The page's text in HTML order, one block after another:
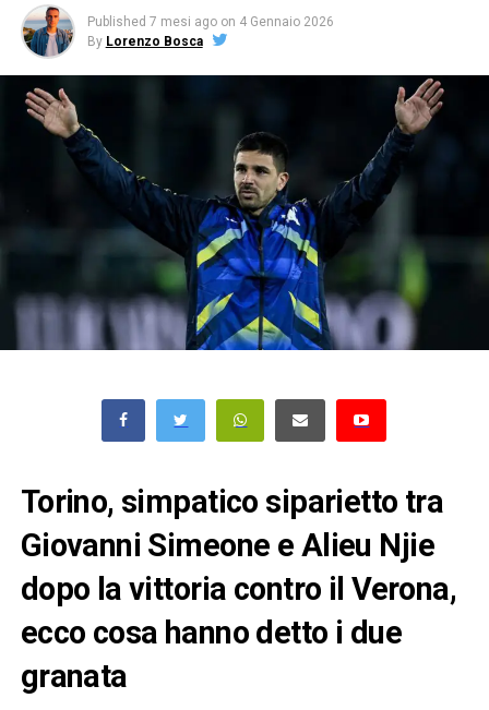
Published 7 mesi ago on 4 Gennaio 2026
By Lorenzo Bosca
Torino, simpatico siparietto tra
Giovanni Simeone e Alieu Njie
dopo la vittoria contro il Verona,
ecco cosa hanno detto i due
granata